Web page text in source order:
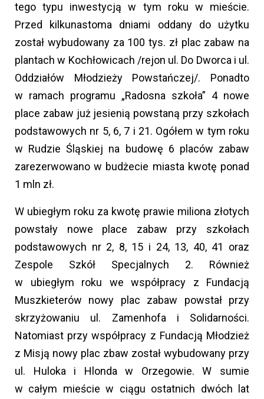
tego typu inwestycją w tym roku w mieście.
Przed kilkunastoma dniami oddany do użytku
został wybudowany za 100 tys. zł plac zabaw na
plantach w Kochłowicach /rejon ul. Do Dworca i ul.
Oddziałów Młodzieży Powstańczej/. Ponadto
w ramach programu „Radosna szkoła” 4 nowe
place zabaw już jesienią powstaną przy szkołach
podstawowych nr 5, 6, 7 i 21. Ogółem w tym roku
w Rudzie Śląskiej na budowę 6 placów zabaw
zarezerwowano w budżecie miasta kwotę ponad
1 mln zł.
W ubiegłym roku za kwotę prawie miliona złotych
powstały nowe place zabaw przy szkołach
podstawowych nr 2, 8, 15 i 24, 13, 40, 41 oraz
Zespole Szkół Specjalnych 2. Również
w ubiegłym roku we współpracy z Fundacją
Muszkieterów nowy plac zabaw powstał przy
skrzyżowaniu ul. Zamenhofa i Solidarności.
Natomiast przy współpracy z Fundacją Młodzież
z Misją nowy plac zbaw został wybudowany przy
ul. Huloka i Hlonda w Orzegowie. W sumie
w całym mieście w ciągu ostatnich dwóch lat